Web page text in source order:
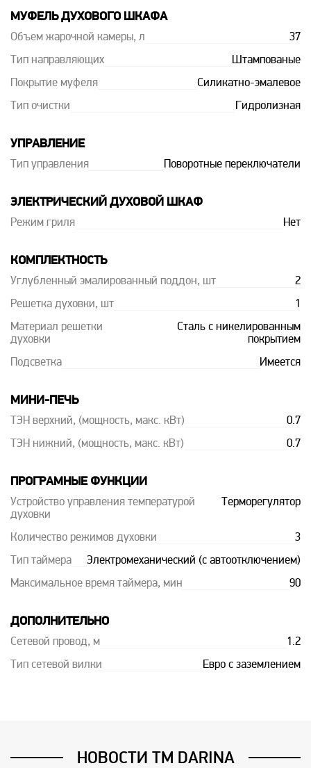
МУФЕЛЬ ДУХОВОГО ШКАФА
Объем жарочной камеры, л 37
Тип направляющих Штампованые
Покрытие муфеля Силикатно-эмалевое
Тип очистки Гидролизная
УПРАВЛЕНИЕ
Тип управления Поворотные переключатели
ЭЛЕКТРИЧЕСКИЙ ДУХОВОЙ ШКАФ
Режим гриля Нет
КОМПЛЕКТНОСТЬ
Углубленный эмалированный поддон, шт 2
Решетка духовки, шт 1
Материал решетки
духовки
Сталь с никелированным
покрытием
Подсветка Имеется
МИНИ-ПЕЧЬ
ТЭН верхний, (мощность, макс. кВт) 0.7
ТЭН нижний, (мощность, макс. кВт) 0.7
ПРОГРАМНЫЕ ФУНКЦИИ
Устройство управления температурой
духовки
Терморегулятор
Количество режимов духовки 3
Тип таймера Электромеханический (с автоотключением)
Максимальное время таймера, мин 90
ДОПОЛНИТЕЛЬНО
Сетевой провод, м 1.2
Тип сетевой вилки Евро с заземлением
НОВОСТИ TM DARINA